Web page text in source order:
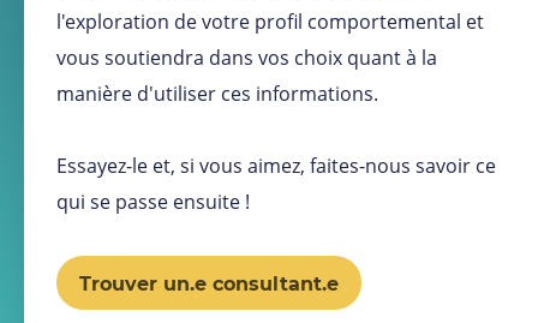
l'exploration de votre profil comportemental et
vous soutiendra dans vos choix quant à la
manière d'utiliser ces informations.
Essayez-le et, si vous aimez, faites-nous savoir ce
qui se passe ensuite !
Trouver un.e consultant.e